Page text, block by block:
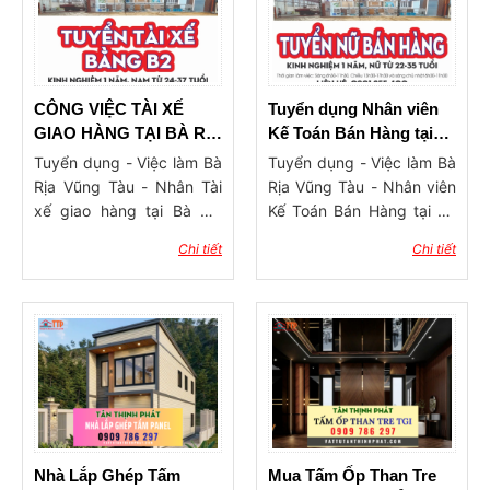
kiệm hơn 40% so với các
ngôi nhà truyền thống.
trang trí chất lượng, giá sỉ
tận gốc và chính sách hỗ
trợ tốt là vô cùng quan
trọng. Tại Bà Rịa Vũng
Tàu, nhiều chủ thầu, kiến
trúc sư và cả khách hàng
cá nhân đang dần chuyển
sang mua hàng trực tiếp
tại các tổng kho vật tư nội
trung gian. Điều này
không chỉ giúp tiết kiệm
chi phí mà còn đảm bảo
nguồn hàng ổn định, mẫu
mã luôn cập nhật theo xu
hướng. Trong bài viết này,
chúng tôi sẽ giới thiệu đến
bạn địa chỉ tổng kho vật
tư trang trí nội thất Bà Rịa
Vũng Tàu uy tín, chuyên
CÔNG VIỆC TÀI XẾ
GIAO HÀNG TẠI BÀ RỊA
VŨNG TÀU
Tuyển dụng - Việc làm Bà
Rịa Vũng Tàu - Nhân Tài
xế giao hàng tại Bà Rịa
Chi tiết
Tuyển dụng Nhân viên
Kế Toán Bán Hàng tại
Bà Rịa
Tuyển dụng - Việc làm Bà
Rịa Vũng Tàu - Nhân viên
Kế Toán Bán Hàng tại Bà
Chi tiết
Nhà Lắp Ghép Tấm
Mua Tấm Ốp Than Tre